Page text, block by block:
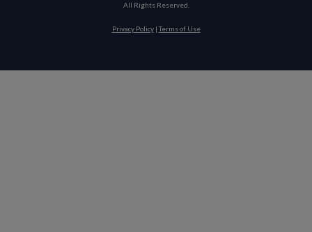
All Rights Reserved.
Privacy Policy|Terms of Use